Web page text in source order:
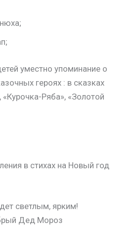
уместно упоминание о
героях : в сказках
«Курочка-Ряба», «Золотой
в стихах на Новый год
светлым, ярким!
Дед Мороз